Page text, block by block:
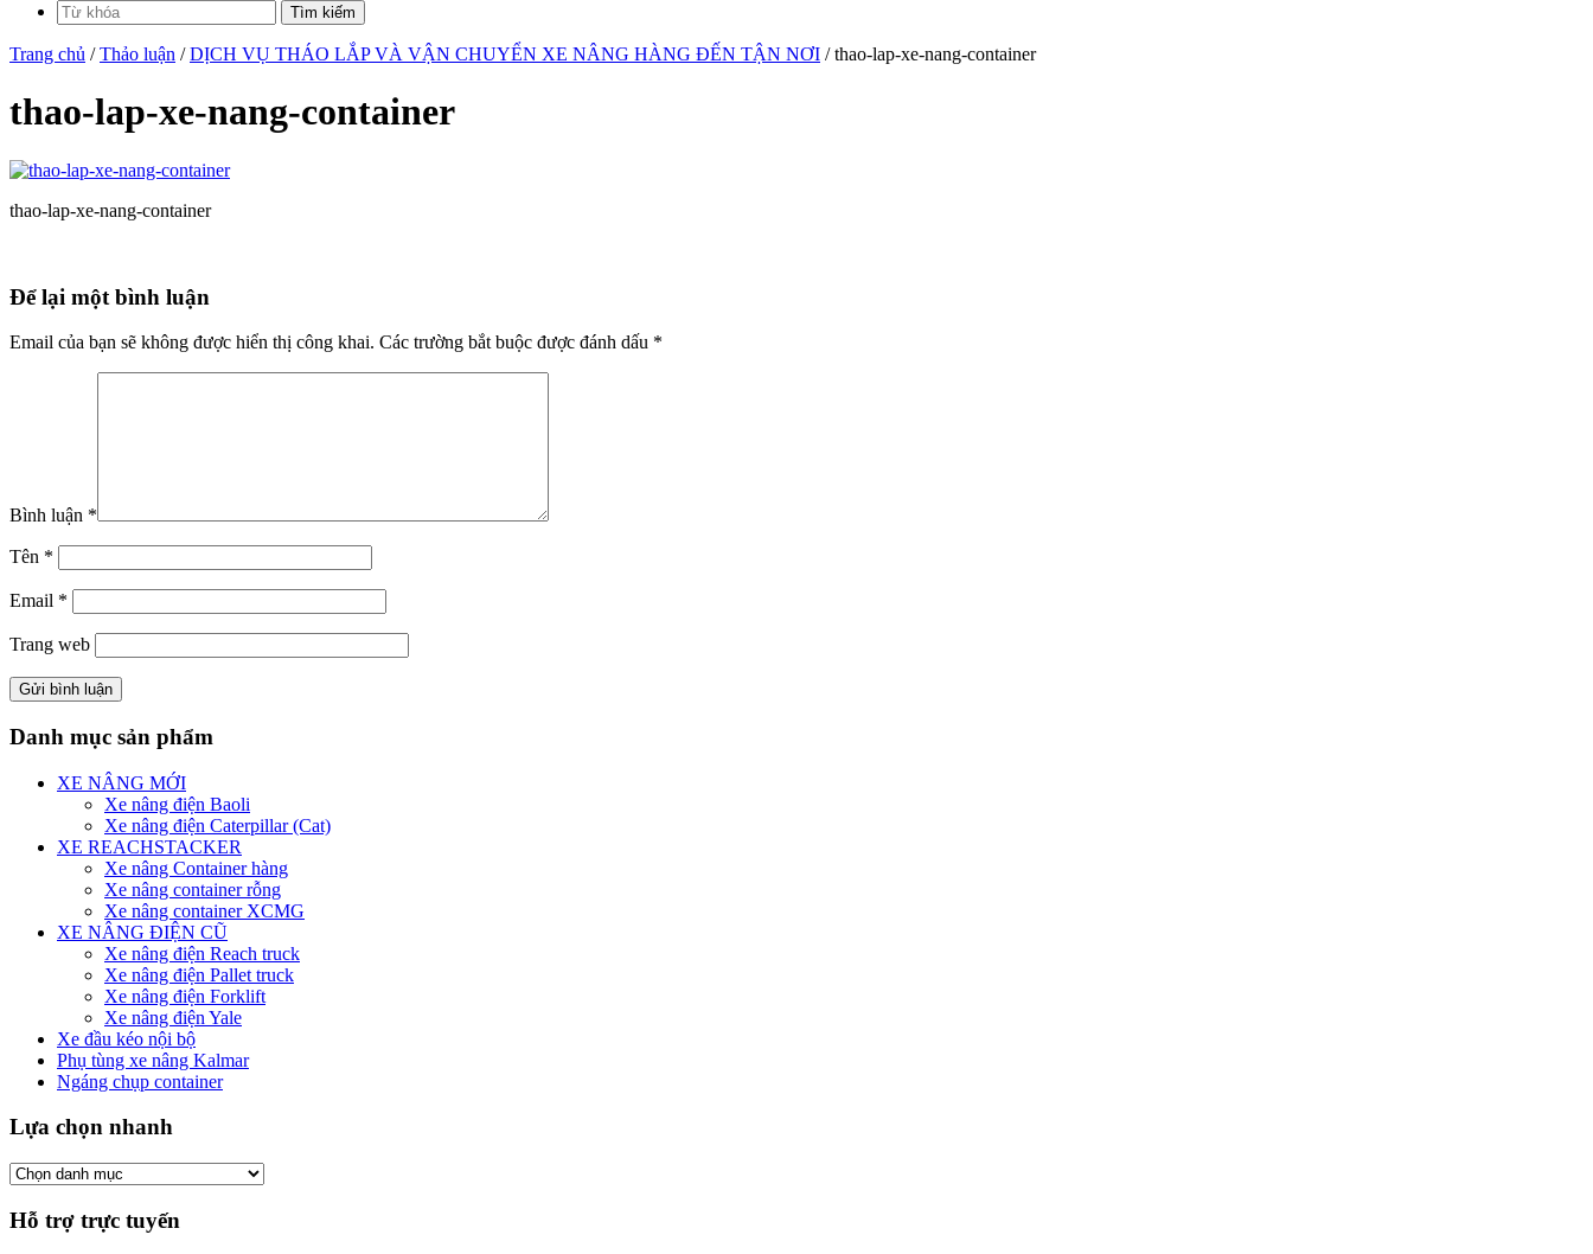
Trang chủ /Thảo luận /DỊCH VỤ THÁO LẮP VÀ VẬN CHUYỂN XE NÂNG HÀNG ĐẾN TẬN NƠI / thao-lap-xe-nang-container
thao-lap-xe-nang-container
thao-lap-xe-nang-container
Để lại một bình luận
Email của bạn sẽ không được hiển thị công khai. Các trường bắt buộc được đánh dấu *
Bình luận *
Tên *
Email *
Trang web
Danh mục sản phẩm
XE NÂNG MỚI
Xe nâng điện Baoli
Xe nâng điện Caterpillar (Cat)
XE REACHSTACKER
Xe nâng Container hàng
Xe nâng container rỗng
Xe nâng container XCMG
XE NÂNG ĐIỆN CŨ
Xe nâng điện Reach truck
Xe nâng điện Pallet truck
Xe nâng điện Forklift
Xe nâng điện Yale
Xe đầu kéo nội bộ
Phụ tùng xe nâng Kalmar
Ngáng chụp container
Lựa chọn nhanh
Hỗ trợ trực tuyến